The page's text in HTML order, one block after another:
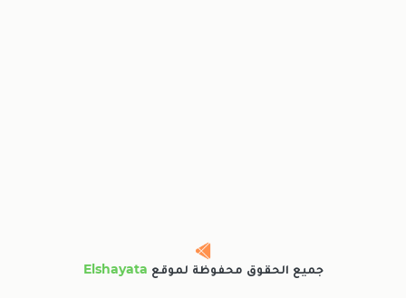
جميع الحقوق محفوظة لموقع Elshayata